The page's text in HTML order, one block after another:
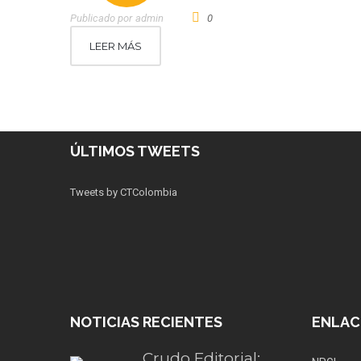
Publicado por Admin 0
LEER MÁS
ÚLTIMOS TWEETS
Tweets by CTColombia
NOTICIAS RECIENTES